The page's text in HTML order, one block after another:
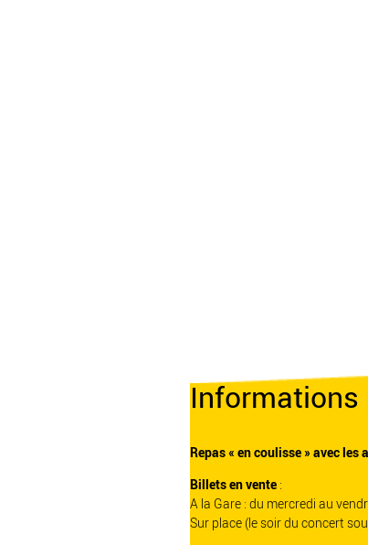
Informations
Repas « en coulisse » avec les
Billets en vente :
A la Gare : du mercredi au
Sur place (le soir du concert